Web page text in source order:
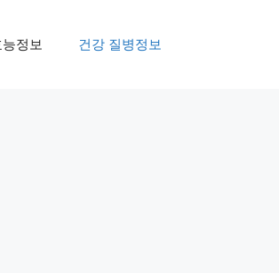
정보 건강 질병정보